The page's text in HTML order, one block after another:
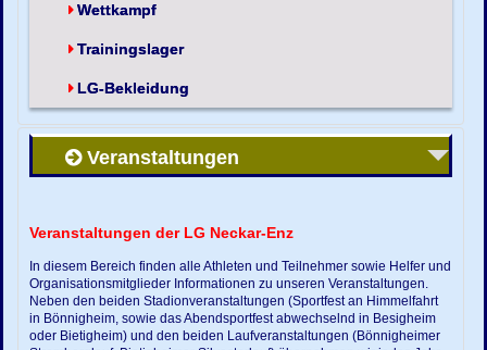
Wettkampf
Trainingslager
LG-Bekleidung
Veranstaltungen
Veranstaltungen der LG Neckar-Enz
In diesem Bereich finden alle Athleten und Teilnehmer sowie Helfer und
Organisationsmitglieder Informationen zu unseren Veranstaltungen.
Neben den beiden Stadionveranstaltungen (Sportfest an Himmelfahrt
in Bönnigheim, sowie das Abendsportfest abwechselnd in Besigheim
oder Bietigheim) und den beiden Laufveranstaltungen (Bönnigheimer